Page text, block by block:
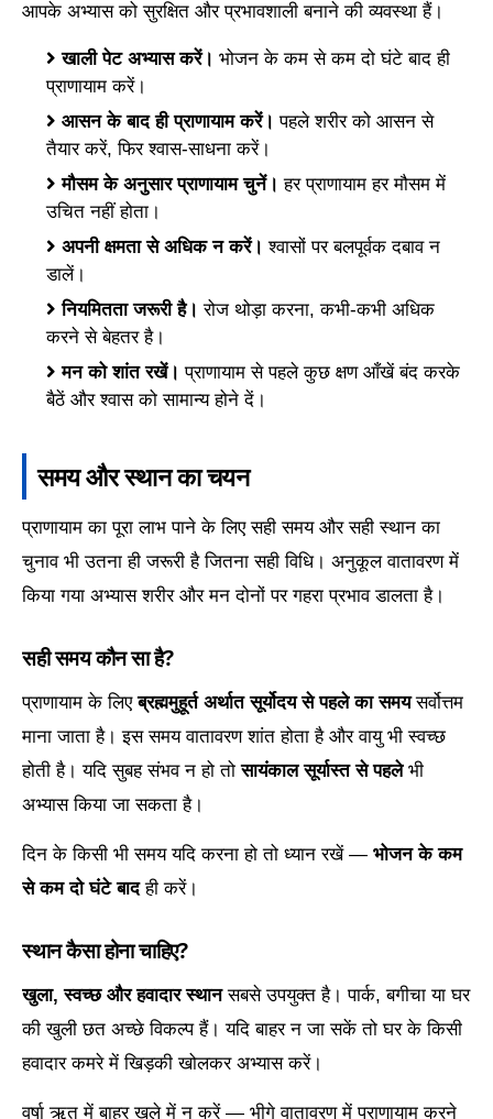
आपके अभ्यास को सुरक्षित और प्रभावशाली बनाने की व्यवस्था हैं।
खाली पेट अभ्यास करें। भोजन के कम से कम दो घंटे बाद ही
प्राणायाम करें।
आसन के बाद ही प्राणायाम करें। पहले शरीर को आसन से
तैयार करें, फिर श्वास-साधना करें।
मौसम के अनुसार प्राणायाम चुनें। हर प्राणायाम हर मौसम में
उचित नहीं होता।
अपनी क्षमता से अधिक न करें। श्वासों पर बलपूर्वक दबाव न
डालें।
नियमितता जरूरी है। रोज थोड़ा करना, कभी-कभी अधिक
करने से बेहतर है।
मन को शांत रखें। प्राणायाम से पहले कुछ क्षण आँखें बंद करके
बैठें और श्वास को सामान्य होने दें।
समय और स्थान का चयन
प्राणायाम का पूरा लाभ पाने के लिए सही समय और सही स्थान का
चुनाव भी उतना ही जरूरी है जितना सही विधि। अनुकूल वातावरण में
किया गया अभ्यास शरीर और मन दोनों पर गहरा प्रभाव डालता है।
सही समय कौन सा है?
प्राणायाम के लिएब्रह्ममुहूर्त अर्थात सूर्योदय से पहले का समयसर्वोत्तम
माना जाता है। इस समय वातावरण शांत होता है और वायु भी स्वच्छ
होती है। यदि सुबह संभव न हो तोसायंकाल सूर्यास्त से पहलेभी
अभ्यास किया जा सकता है।
दिन के किसी भी समय यदि करना हो तो ध्यान रखें — भोजन के कम
से कम दो घंटे बादही करें।
स्थान कैसा होना चाहिए?
खुला, स्वच्छ और हवादार स्थानसबसे उपयुक्त है। पार्क, बगीचा या घर
की खुली छत अच्छे विकल्प हैं। यदि बाहर न जा सकें तो घर के किसी
हवादार कमरे में खिड़की खोलकर अभ्यास करें।
वर्षा ऋतु में बाहर खुले में न करें — भीगे वातावरण में प्राणायाम करने